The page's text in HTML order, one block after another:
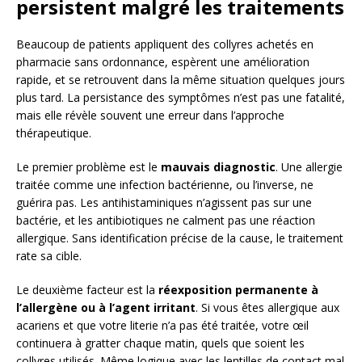
persistent malgré les traitements
Beaucoup de patients appliquent des collyres achetés en
pharmacie sans ordonnance, espèrent une amélioration
rapide, et se retrouvent dans la même situation quelques jours
plus tard. La persistance des symptômes n’est pas une fatalité,
mais elle révèle souvent une erreur dans l’approche
thérapeutique.
Le premier problème est le mauvais diagnostic. Une allergie
traitée comme une infection bactérienne, ou l’inverse, ne
guérira pas. Les antihistaminiques n’agissent pas sur une
bactérie, et les antibiotiques ne calment pas une réaction
allergique. Sans identification précise de la cause, le traitement
rate sa cible.
Le deuxième facteur est la réexposition permanente à
l’allergène ou à l’agent irritant. Si vous êtes allergique aux
acariens et que votre literie n’a pas été traitée, votre œil
continuera à gratter chaque matin, quels que soient les